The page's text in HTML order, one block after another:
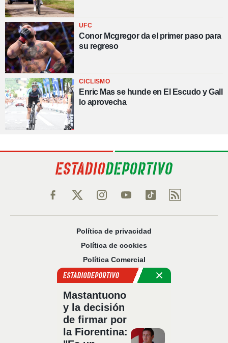
UFC
Conor Mcgregor da el primer paso para
su regreso
CICLISMO
Enric Mas se hunde en El Escudo y Gall
lo aprovecha
Política de privacidad
Política de cookies
Política Comercial
Aviso legal
Sobre nosotros
Código Ético
Mastantuono
y la decisión
de firmar por
la Fiorentina: